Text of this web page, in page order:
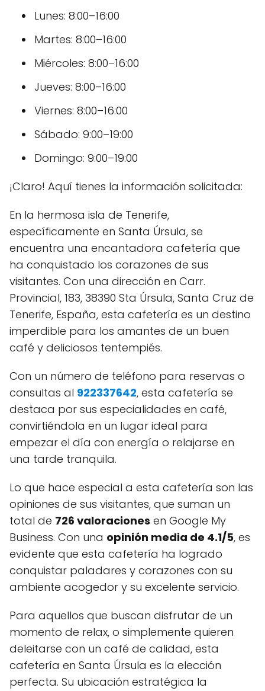
Lunes: 8:00–16:00
Martes: 8:00–16:00
Miércoles: 8:00–16:00
Jueves: 8:00–16:00
Viernes: 8:00–16:00
Sábado: 9:00–19:00
Domingo: 9:00–19:00
¡Claro! Aquí tienes la información solicitada:
En la hermosa isla de Tenerife,
específicamente en Santa Úrsula, se
encuentra una encantadora cafetería que
ha conquistado los corazones de sus
visitantes. Con una dirección en Carr.
Provincial, 183, 38390 Sta Úrsula, Santa Cruz de
Tenerife, España, esta cafetería es un destino
imperdible para los amantes de un buen
café y deliciosos tentempiés.
Con un número de teléfono para reservas o
consultas al 922337642, esta cafetería se
destaca por sus especialidades en café,
convirtiéndola en un lugar ideal para
empezar el día con energía o relajarse en
una tarde tranquila.
Lo que hace especial a esta cafetería son las
opiniones de sus visitantes, que suman un
total de 726 valoraciones en Google My
Business. Con una opinión media de 4.1/5, es
evidente que esta cafetería ha logrado
conquistar paladares y corazones con su
ambiente acogedor y su excelente servicio.
Para aquellos que buscan disfrutar de un
momento de relax, o simplemente quieren
deleitarse con un café de calidad, esta
cafetería en Santa Úrsula es la elección
perfecta. Su ubicación estratégica la